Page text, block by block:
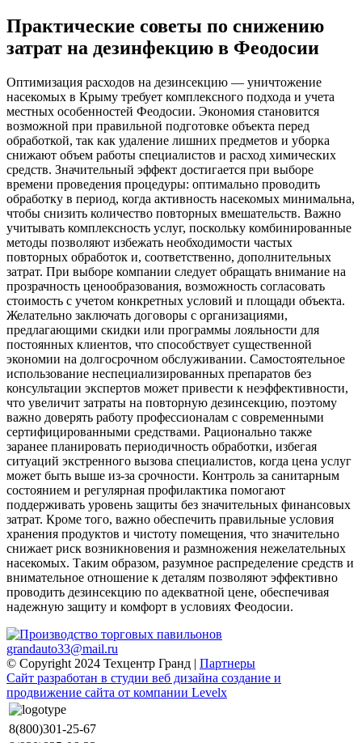
Практические советы по снижению
затрат на дезинфекцию в Феодосии
Оптимизация расходов на дезинсекцию — уничтожение
насекомых в Крыму требует комплексного подхода и учета
местных особенностей Феодосии. Экономия становится
возможной при правильной подготовке объекта перед
обработкой, так как удаление лишних предметов и уборка
снижают объем работы специалистов и расход химических
средств. Значительный эффект достигается при выборе
времени проведения процедуры: оптимально проводить
обработку в период, когда активность насекомых минимальна,
чтобы снизить количество повторных вмешательств. Важно
учитывать комплексность услуг, поскольку комбинированные
методы позволяют избежать необходимости частых
повторных обработок и, соответственно, дополнительных
затрат. При выборе компании следует обращать внимание на
прозрачность ценообразования, возможность согласовать
стоимость с учетом конкретных условий и площади объекта.
Желательно заключать договоры с организациями,
предлагающими скидки или программы лояльности для
постоянных клиентов, что способствует существенной
экономии на долгосрочном обслуживании. Самостоятельное
использование неспециализированных препаратов без
консультации экспертов может привести к неэффективности,
что увеличит затраты на повторную дезинсекцию, поэтому
важно доверять работу профессионалам с современными
сертифицированными средствами. Рационально также
заранее планировать периодичность обработки, избегая
ситуаций экстренного вызова специалистов, когда цена услуг
может быть выше из-за срочности. Контроль за санитарным
состоянием и регулярная профилактика помогают
поддерживать уровень защиты без значительных финансовых
затрат. Кроме того, важно обеспечить правильные условия
хранения продуктов и чистоту помещения, что значительно
снижает риск возникновения и размножения нежелательных
насекомых. Таким образом, разумное распределение средств и
внимательное отношение к деталям позволяют эффективно
проводить дезинсекцию по адекватной цене, обеспечивая
надежную защиту и комфорт в условиях Феодосии.
grandauto33@mail.ru
© Copyright 2024 Техцентр Гранд | Партнеры
Сайт разработан в студии веб дизайна создание и
продвижение сайта от компании Levelx
8(800)301-25-67